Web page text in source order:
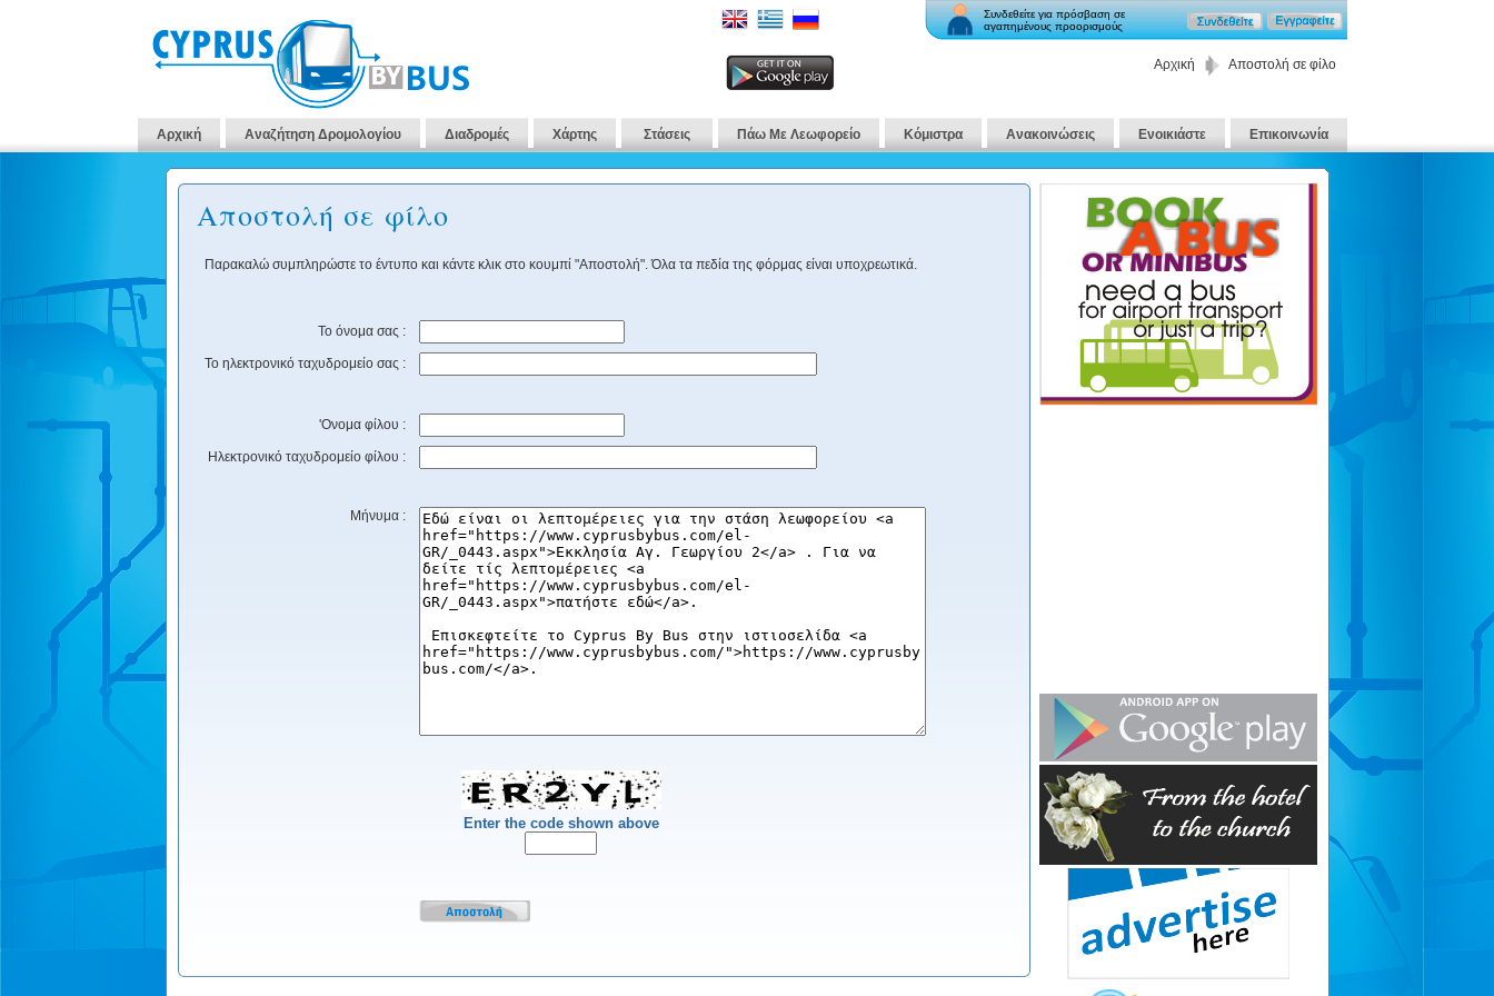
Συνδεθείτε για πρόσβαση σε
αγαπημένους προορισμούς
Αρχική Αποστολή σε φίλο
Αρχική Αναζήτηση Δρομολογίου Διαδρομές Χάρτης Στάσεις Πάω Με Λεωφορείο Κόμιστρα Ανακοινώσεις Ενοικιάστε Επικοινωνία
Αποστολή σε φίλο
Παρακαλώ συμπληρώστε το έντυπο και κάντε κλικ στο κουμπί "Αποστολή". Όλα τα πεδία της φόρμας είναι υποχρεωτικά.
Το όνομα σας :
Το ηλεκτρονικό ταχυδρομείο σας :
'Ονομα φίλου :
Ηλεκτρονικό ταχυδρομείο φίλου :
Μήνυμα :
Enter the code shown above